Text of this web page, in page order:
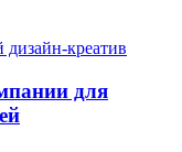
креатив
для